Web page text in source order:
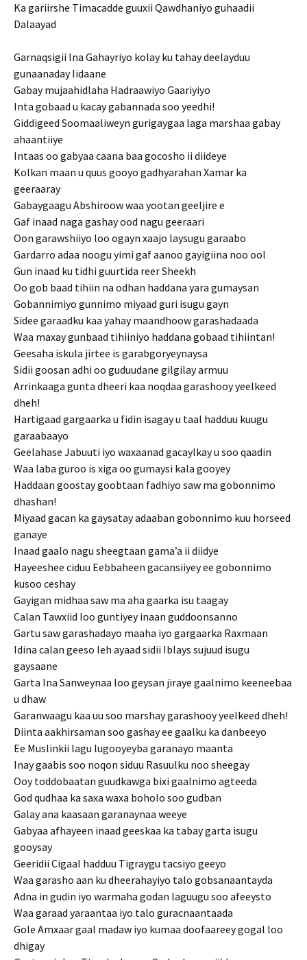
Ka gariirshe Timacadde guuxii Qawdhaniyo guhaadii
Dalaayad
Garnaqsigii Ina Gahayriyo kolay ku tahay deelayduu
gunaanaday Iidaane
Gabay mujaahidlaha Hadraawiyo Gaariyiyo
Inta gobaad u kacay gabannada soo yeedhi!
Giddigeed Soomaaliweyn gurigaygaa laga marshaa gabay
ahaantiiye
Intaas oo gabyaa caana baa gocosho ii diideye
Kolkan maan u quus gooyo gadhyarahan Xamar ka
geeraaray
Gabaygaagu Abshiroow waa yootan geeljire e
Gaf inaad naga gashay ood nagu geeraari
Oon garawshiiyo loo ogayn xaajo laysugu garaabo
Gardarro adaa noogu yimi gaf aanoo gayigiina noo ool
Gun inaad ku tidhi guurtida reer Sheekh
Oo gob baad tihiin na odhan haddana yara gumaysan
Gobannimiyo gunnimo miyaad guri isugu gayn
Sidee garaadku kaa yahay maandhoow garashadaada
Waa maxay gunbaad tihiiniyo haddana gobaad tihiintan!
Geesaha iskula jirtee is garabgoryeynaysa
Sidii goosan adhi oo guduudane gilgilay armuu
Arrinkaaga gunta dheeri kaa noqdaa garashooy yeelkeed
dheh!
Hartigaad gargaarka u fidin isagay u taal hadduu kuugu
garaabaayo
Geelahase Jabuuti iyo waxaanad gacaylkay u soo qaadin
Waa laba guroo is xiga oo gumaysi kala gooyey
Haddaan goostay goobtaan fadhiyo saw ma gobonnimo
dhashan!
Miyaad gacan ka gaysatay adaaban gobonnimo kuu horseed
ganaye
Inaad gaalo nagu sheegtaan gama’a ii diidye
Hayeeshee ciduu Eebbaheen gacansiiyey ee gobonnimo
kusoo ceshay
Gayigan midhaa saw ma aha gaarka isu taagay
Calan Tawxiid loo guntiyey inaan guddoonsanno
Gartu saw garashadayo maaha iyo gargaarka Raxmaan
Idina calan geeso leh ayaad sidii Iblays sujuud isugu
gaysaane
Garta Ina Sanweynaa loo geysan jiraye gaalnimo keeneebaa
u dhaw
Garanwaagu kaa uu soo marshay garashooy yeelkeed dheh!
Diinta aakhirsaman soo gashay ee gaalku ka danbeeyo
Ee Muslinkii lagu lugooyeyba garanayo maanta
Inay gaabis soo noqon siduu Rasuulku noo sheegay
Ooy toddobaatan guudkawga bixi gaalnimo agteeda
God qudhaa ka saxa waxa boholo soo gudban
Galay ana kaasaan garanaynaa weeye
Gabyaa afhayeen inaad geeskaa ka tabay garta isugu
gooysay
Geeridii Cigaal hadduu Tigraygu tacsiyo geeyo
Waa garasho aan ku dheerahayiyo talo gobsanaantayda
Adna in gudin iyo warmaha godan laguugu soo afeeysto
Waa garaad yaraantaa iyo talo guracnaantaada
Gole Amxaar gaal madaw iyo kumaa doofaareey gogal loo
dhigay